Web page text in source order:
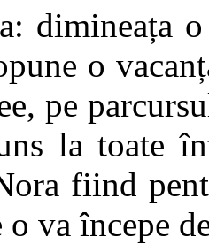
dimineața
o
pe
la toate
fiind
o va începe